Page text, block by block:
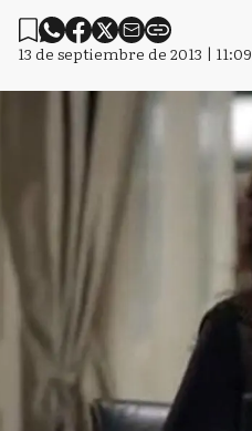
13 de septiembre de 2013 | 11:09